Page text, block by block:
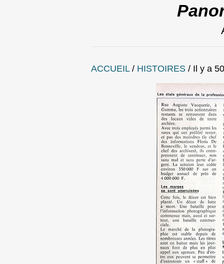
ACCUEIL/ HISTOIRES / Il y a